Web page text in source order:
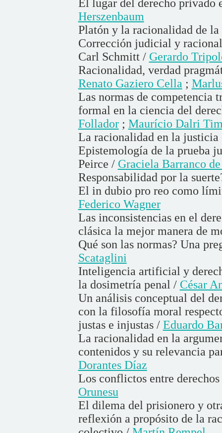
El lugar del derecho privado
Herszenbaum
Platón y la racionalidad de
Corrección judicial y
Carl Schmitt / Gerardo
Racionalidad, verdad
Renato Gaziero Cella;
Las normas de competencia
formal en la ciencia del
Follador; Maurício Dalri
La racionalidad en la
Epistemología de la prueba
Peirce / Graciela Barranco
Responsabilidad por la
El in dubio pro reo como
Federico Wagner
Las inconsistencias en el
clásica la mejor manera de
Qué son las normas? Una
Scataglini
Inteligencia artificial y
la dosimetría penal / César
Un análisis conceptual del
con la filosofía moral
justas e injustas / Eduardo
La racionalidad en la
contenidos y su relevancia
Dorantes Díaz
Los conflictos entre
Orunesu
El dilema del prisionero y
reflexión a propósito de la